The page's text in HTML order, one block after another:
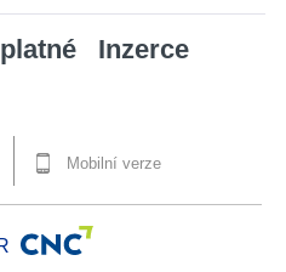
Inzerce
Mobilní verze